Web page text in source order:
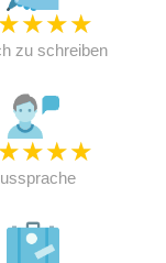
★★★★
zu schreiben
★★★★